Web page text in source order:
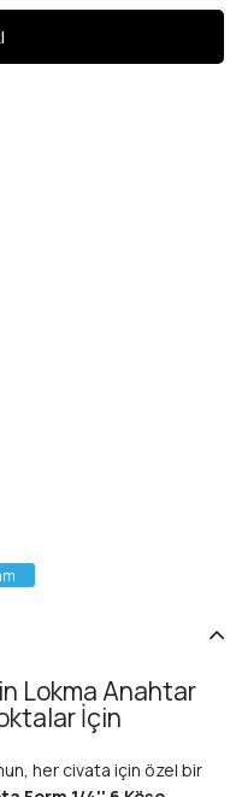
Lokma Anahtar
İçin
her civata için özel bir